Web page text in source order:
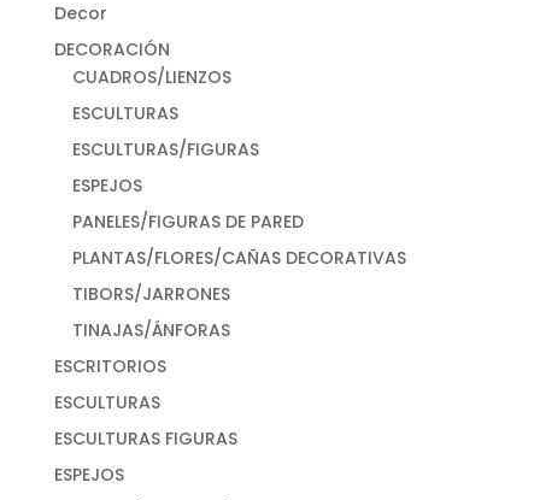
Decor
DECORACIÓN
CUADROS/LIENZOS
ESCULTURAS
ESCULTURAS/FIGURAS
ESPEJOS
PANELES/FIGURAS DE PARED
PLANTAS/FLORES/CAÑAS DECORATIVAS
TIBORS/JARRONES
TINAJAS/ÁNFORAS
ESCRITORIOS
ESCULTURAS
ESCULTURAS FIGURAS
ESPEJOS